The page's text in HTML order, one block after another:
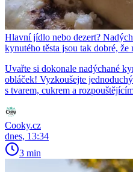
Hlavní jídlo nebo dezert?
kynutého těsta jsou tak dobré,
Uvařte si dokonale nadýchané
obláček! Vyzkoušejte
s tvarem, cukrem a
Cooky.cz
dnes, 13:34
3 min